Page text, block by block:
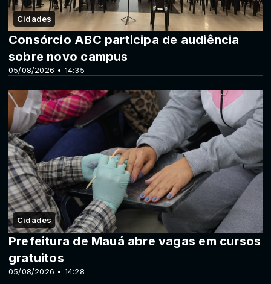
Cidades
05/08/2026 • 14:35
Consórcio ABC participa de audiência
sobre novo campus
Cidades
05/08/2026 • 14:28
Prefeitura de Mauá abre vagas em cursos
gratuitos